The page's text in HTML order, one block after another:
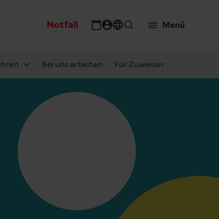
Notfall Menü
Bei uns arbeiten Für Zuweiser